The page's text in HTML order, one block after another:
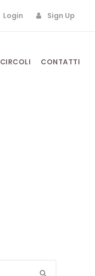
Login Sign Up
CIRCOLI CONTATTI